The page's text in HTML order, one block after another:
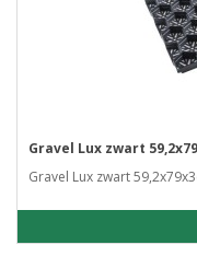
Gravel Lux zwart
Gravel Lux zwart